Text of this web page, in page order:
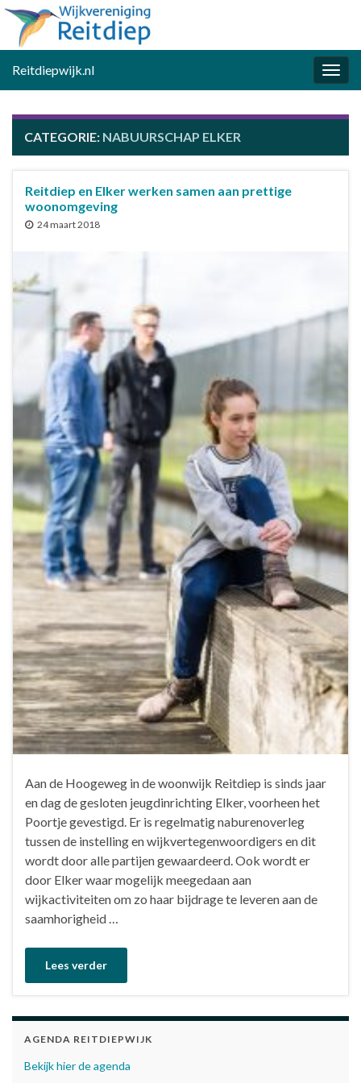
Reitdiepwijk.nl
CATEGORIE: NABUURSCHAP ELKER
Reitdiep en Elker werken samen aan prettige
woonomgeving
24 maart 2018
Aan de Hoogeweg in de woonwijk Reitdiep is sinds jaar
en dag de gesloten jeugdinrichting Elker, voorheen het
Poortje gevestigd. Er is regelmatig naburenoverleg
tussen de instelling en wijkvertegenwoordigers en dit
wordt door alle partijen gewaardeerd. Ook wordt er
door Elker waar mogelijk meegedaan aan
wijkactiviteiten om zo haar bijdrage te leveren aan de
saamhorigheid …
Lees verder
AGENDA REITDIEPWIJK
Bekijk hier de agenda